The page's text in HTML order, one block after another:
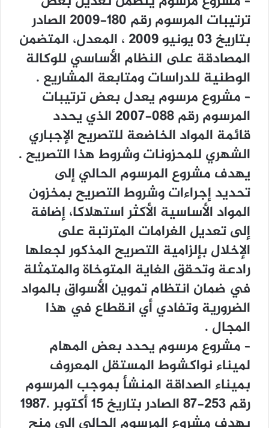
ﺗﺮﺗﻴﺒﺎﺕ ﺍﻟﻤﺮﺳﻮﻡ ﺭﻗﻢ 180-2009 ﺍﻟﺼﺎﺩﺭ
ﺑﺘﺎﺭﻳﺦ 03 ﻳﻮﻧﻴﻮ 2009 ، ﺍﻟﻤﻌﺪﻝ، ﺍﻟﻤﺘﻀﻤﻦ
ﺍﻟﻤﺼﺎﺩﻗﺔ ﻋﻠﻰ ﺍﻟﻨﻈﺎﻡ ﺍﻷﺳﺎﺳﻲ ﻟﻠﻮﻛﺎﻟﺔ
ﺍﻟﻮﻃﻨﻴﺔ ﻟﻠﺪﺭﺍﺳﺎﺕ ﻭﻣﺘﺎﺑﻌﺔ ﺍﻟﻤﺸﺎﺭﻳﻊ .
– ﻣﺸﺮﻭﻉ ﻣﺮﺳﻮﻡ ﻳﻌﺪﻝ ﺑﻌﺾ ﺗﺮﺗﻴﺒﺎﺕ
ﺍﻟﻤﺮﺳﻮﻡ ﺭﻗﻢ 088-2007 ﺍﻟﺬﻱ ﻳﺤﺪﺩ
ﻗﺎﺋﻤﺔ ﺍﻟﻤﻮﺍﺩ ﺍﻟﺨﺎﺿﻌﺔ ﻟﻠﺘﺼﺮﻳﺢ ﺍﻹﺟﺒﺎﺭﻱ
ﺍﻟﺸﻬﺮﻱ ﻟﻠﻤﺤﺰﻭﻧﺎﺕ ﻭﺷﺮﻭﻁ ﻫﺬﺍ ﺍﻟﺘﺼﺮﻳﺢ .
ﻳﻬﺪﻑ ﻣﺸﺮﻭﻉ ﺍﻟﻤﺮﺳﻮﻡ ﺍﻟﺤﺎﻟﻲ ﺇﻟﻰ
ﺗﺤﺪﻳﺪ ﺇﺟﺮﺍﺀﺍﺕ ﻭﺷﺮﻭﻁ ﺍﻟﺘﺼﺮﻳﺢ ﺑﻤﺨﺰﻭﻥ
ﺍﻟﻤﻮﺍﺩ ﺍﻷﺳﺎﺳﻴﺔ ﺍﻷﻛﺜﺮ ﺍﺳﺘﻬﻼﻛﺎ، ﺇﺿﺎﻓﺔ
ﺇﻟﻰ ﺗﻌﺪﻳﻞ ﺍﻟﻐﺮﺍﻣﺎﺕ ﺍﻟﻤﺘﺮﺗﺒﺔ ﻋﻠﻰ
ﺍﻹﺧﻼﻝ ﺑﺈﻟﺰﺍﻣﻴﺔ ﺍﻟﺘﺼﺮﻳﺢ ﺍﻟﻤﺬﻛﻮﺭ ﻟﺠﻌﻠﻬﺎ
ﺭﺍﺩﻋﺔ ﻭﺗﺤﻘﻖ ﺍﻟﻐﺎﻳﺔ ﺍﻟﻤﺘﻮﺧﺎﺓ ﻭﺍﻟﻤﺘﻤﺜﻠﺔ
ﻓﻲ ﺿﻤﺎﻥ ﺍﻧﺘﻈﺎﻡ ﺗﻤﻮﻳﻦ ﺍﻷﺳﻮﺍﻕ ﺑﺎﻟﻤﻮﺍﺩ
ﺍﻟﻀﺮﻭﺭﻳﺔ ﻭﺗﻔﺎﺩﻱ ﺃﻱ ﺍﻧﻘﻄﺎﻉ ﻓﻲ ﻫﺬﺍ
ﺍﻟﻤﺠﺎﻝ .
– ﻣﺸﺮﻭﻉ ﻣﺮﺳﻮﻡ ﻳﺤﺪﺩ ﺑﻌﺾ ﺍﻟﻤﻬﺎﻡ
ﻟﻤﻴﻨﺎﺀ ﻧﻮﺍﻛﺸﻮﻁ ﺍﻟﻤﺴﺘﻘﻞ ﺍﻟﻤﻌﺮﻭﻑ
ﺑﻤﻴﻨﺎﺀ ﺍﻟﺼﺪﺍﻗﺔ ﺍﻟﻤﻨﺸﺄ ﺑﻤﻮﺟﺐ ﺍﻟﻤﺮﺳﻮﻡ
ﺭﻗﻢ 253-87 ﺍﻟﺼﺎﺩﺭ ﺑﺘﺎﺭﻳﺦ 15 ﺃﻛﺘﻮﺑﺮ .1987